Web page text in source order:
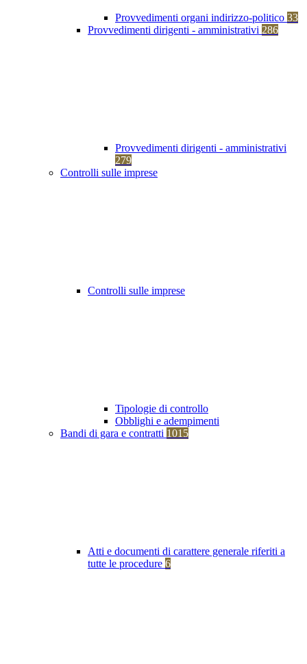
Provvedimenti organi indirizzo-politico 33
Provvedimenti dirigenti - amministrativi 286
Provvedimenti dirigenti - amministrativi
279
Controlli sulle imprese
Controlli sulle imprese
Tipologie di controllo
Obblighi e adempimenti
Bandi di gara e contratti 1015
Atti e documenti di carattere generale riferiti a
tutte le procedure 6